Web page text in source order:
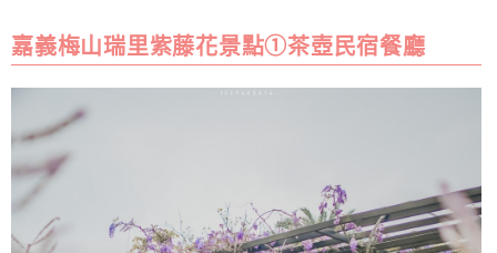
嘉義梅山瑞里紫藤花景點①茶壺民宿餐廳